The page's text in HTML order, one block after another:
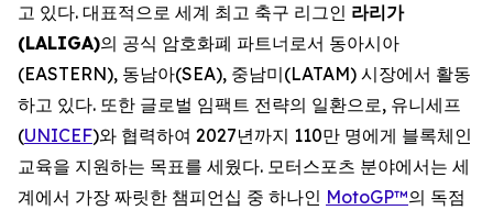
고 있다. 대표적으로 세계 최고 축구 리그인 라리가
(LALIGA)의 공식 암호화폐 파트너로서 동아시아
(EASTERN), 동남아(SEA), 중남미(LATAM) 시장에서 활동
하고 있다. 또한 글로벌 임팩트 전략의 일환으로, 유니세프
(UNICEF)와 협력하여 2027년까지 110만 명에게 블록체인
교육을 지원하는 목표를 세웠다. 모터스포츠 분야에서는 세
계에서 가장 짜릿한 챔피언십 중 하나인 MotoGP™의 독점